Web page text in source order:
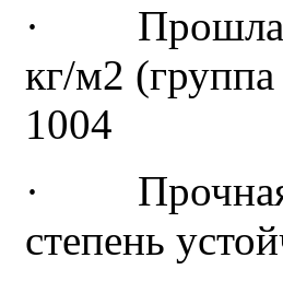
· Прошла
кг/м2
1004
· Прочная
степень